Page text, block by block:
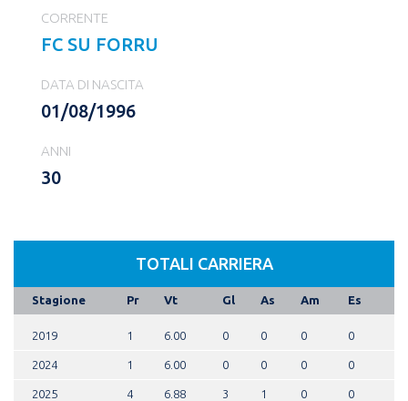
CORRENTE
FC SU FORRU
DATA DI NASCITA
01/08/1996
ANNI
30
TOTALI CARRIERA
Stagione Pr Vt Gl As Am Es
2019 1 6.00 0 0 0 0
2024 1 6.00 0 0 0 0
2025 4 6.88 3 1 0 0